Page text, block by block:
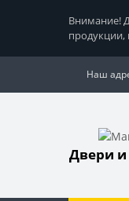
Внимание!
продукции,
Наш
Двери